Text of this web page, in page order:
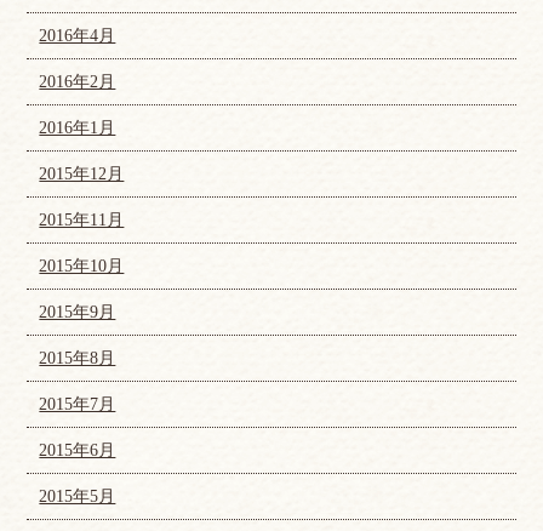
2016年4月
2016年2月
2016年1月
2015年12月
2015年11月
2015年10月
2015年9月
2015年8月
2015年7月
2015年6月
2015年5月